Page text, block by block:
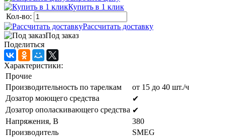
Купить в 1 клик
Кол-во:
Рассчитать доставку
Под заказ
Поделиться
Характеристики:
Прочие
Производительность по тарелкам
от 15 до 40 шт./ч
Дозатор моющего средства
✔
Дозатор ополаскивающего средства ✔
Напряжения, В
380
Производитель
SMEG